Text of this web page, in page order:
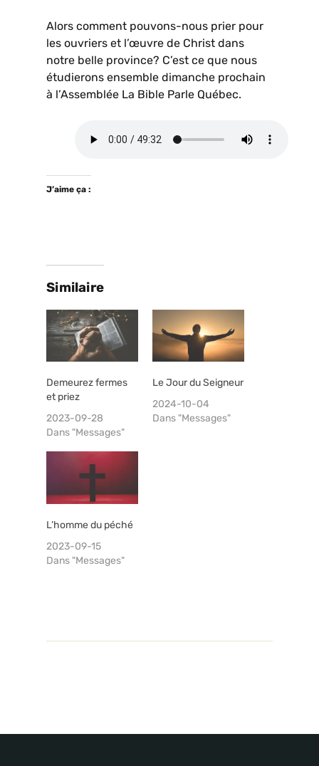
Alors comment pouvons-nous prier pour
les ouvriers et l’œuvre de Christ dans
notre belle province? C’est ce que nous
étudierons ensemble dimanche prochain
à l’Assemblée La Bible Parle Québec.
J’aime ça :
Similaire
Demeurez fermes
et priez
2023-09-28
Dans "Messages"
Le Jour du Seigneur
2024-10-04
Dans "Messages"
L’homme du péché
2023-09-15
Dans "Messages"